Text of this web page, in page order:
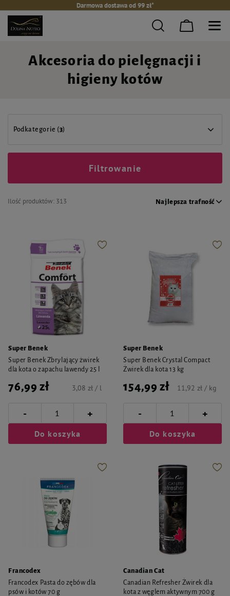
Darmowa dostawa od 99 zł*
Akcesoria do pielęgnacji i
higieny kotów
Podkategorie (3)
Ilość produktów: 313 Najlepsza trafność
Filtrowanie
Super Benek
Super Benek Zbrylający żwirek
dla kota o zapachu lawendy 25 l
76,99 zł 3,08 zł / l
- +
Do koszyka
Super Benek
Super Benek Crystal Compact
Żwirek dla kota 13 kg
154,99 zł 11,92 zł / kg
- +
Do koszyka
Francodex
Francodex Pasta do zębów dla
psów i kotów 70 g
Canadian Cat
Canadian Refresher Żwirek dla
kota z węglem aktywnym 700 g